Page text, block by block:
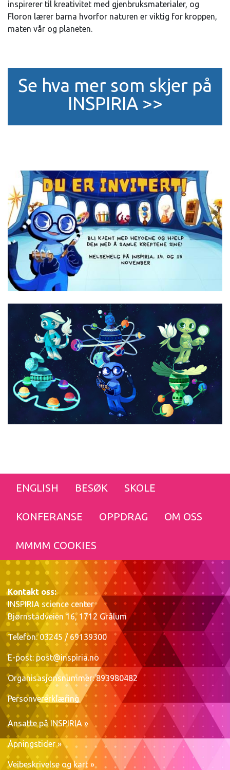
inspirerer til kreativitet med gjenbruksmaterialer, og
Floron lærer barna hvorfor naturen er viktig for kroppen,
maten vår og planeten.
Se hva mer som skjer på
INSPIRIA >>
ENGLISH BESØK SKOLE
KONFERANSE OPPDRAG OM OSS
MMMM COOKIES
Kontakt oss:
INSPIRIA science center
Bjørnstadveien 16, 1712 Grålum
Telefon: 03245 / 69139300
E-post: post@inspiria.no
Organisasjonsnummer: 893980482
Personvererklæring
Ansatte på INSPIRIA »
Åpningstider »
Veibeskrivelse og kart »